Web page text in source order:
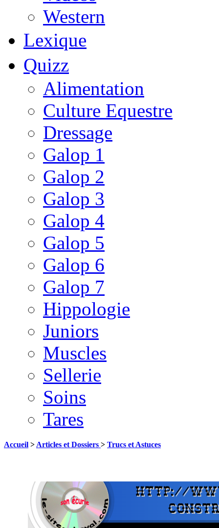
Western
Lexique
Quizz
Alimentation
Culture Equestre
Dressage
Galop 1
Galop 2
Galop 3
Galop 4
Galop 5
Galop 6
Galop 7
Hippologie
Juniors
Muscles
Sellerie
Soins
Tares
Accueil > Articles et Dossiers > Trucs et Astuces